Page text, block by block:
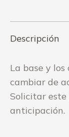
Descripción
La base y los
cambiar de
Solicitar
anticipación.